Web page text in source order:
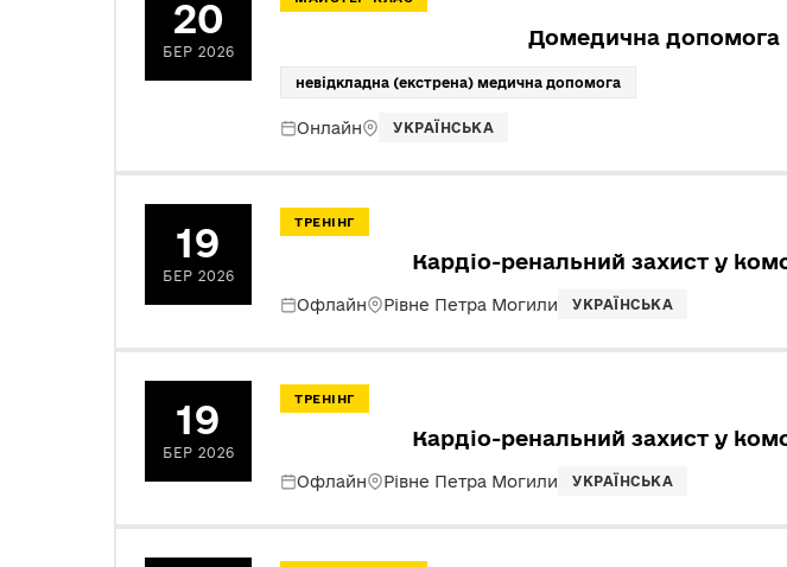
20
БЕР 2026
Домедична допомога
невідкладна (екстрена) медична допомога
Онлайн УКРАЇНСЬКА
19
БЕР 2026
ТРЕНІНГ
Кардіо-ренальний захист у
Офлайн Рівне Петра Могили УКРАЇНСЬКА
19
БЕР 2026
ТРЕНІНГ
Кардіо-ренальний захист у
Офлайн Рівне Петра Могили УКРАЇНСЬКА